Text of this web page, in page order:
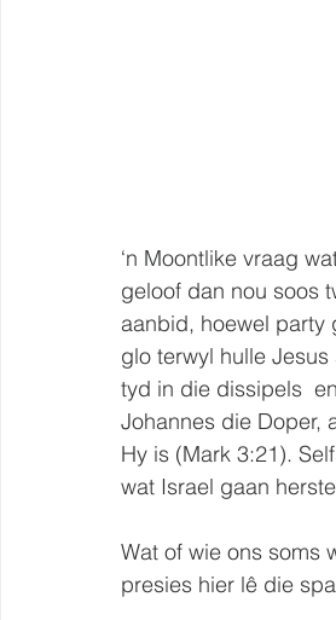
‘n Moontlike vraag
geloof dan nou soos
aanbid, hoewel party
glo terwyl hulle
tyd in die dissipels
Johannes die Doper,
Hy is (Mark 3:21).
wat Israel gaan
Wat of wie ons soms
presies hier lê die